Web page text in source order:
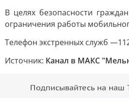
В целях безопасности
ограничения работы
Телефон экстренных служб
Источник: Канал в МАКС
Подписывайтесь на наш